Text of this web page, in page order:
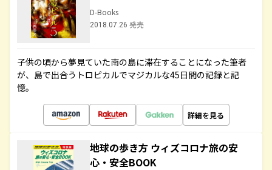
D-Books
2018.07.26 発売
子供の頃から夢見ていた南の島に滞在することになった筆者
が、島で出合うトロピカルでマジカルな45日間の記録と記
憶。
詳細を見る
地球の歩き方 ウィズコロナ旅の安
心・安全BOOK